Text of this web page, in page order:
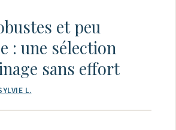
et peu
: une sélection
sans effort
L.